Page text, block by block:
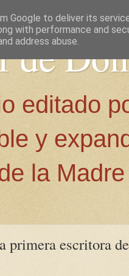
de
editado
y
la
primera escritora
Google to deliver its
with performance and
address abuse.